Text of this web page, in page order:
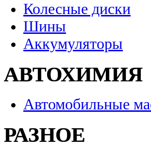
Колесные диски
Шины
Аккумуляторы
АВТОХИМИЯ
Автомобильные
РАЗНОЕ